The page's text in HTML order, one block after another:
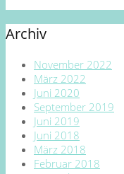
Archiv
November 2022
März 2022
Juni 2020
September 2019
Juni 2019
Juni 2018
März 2018
Februar 2018